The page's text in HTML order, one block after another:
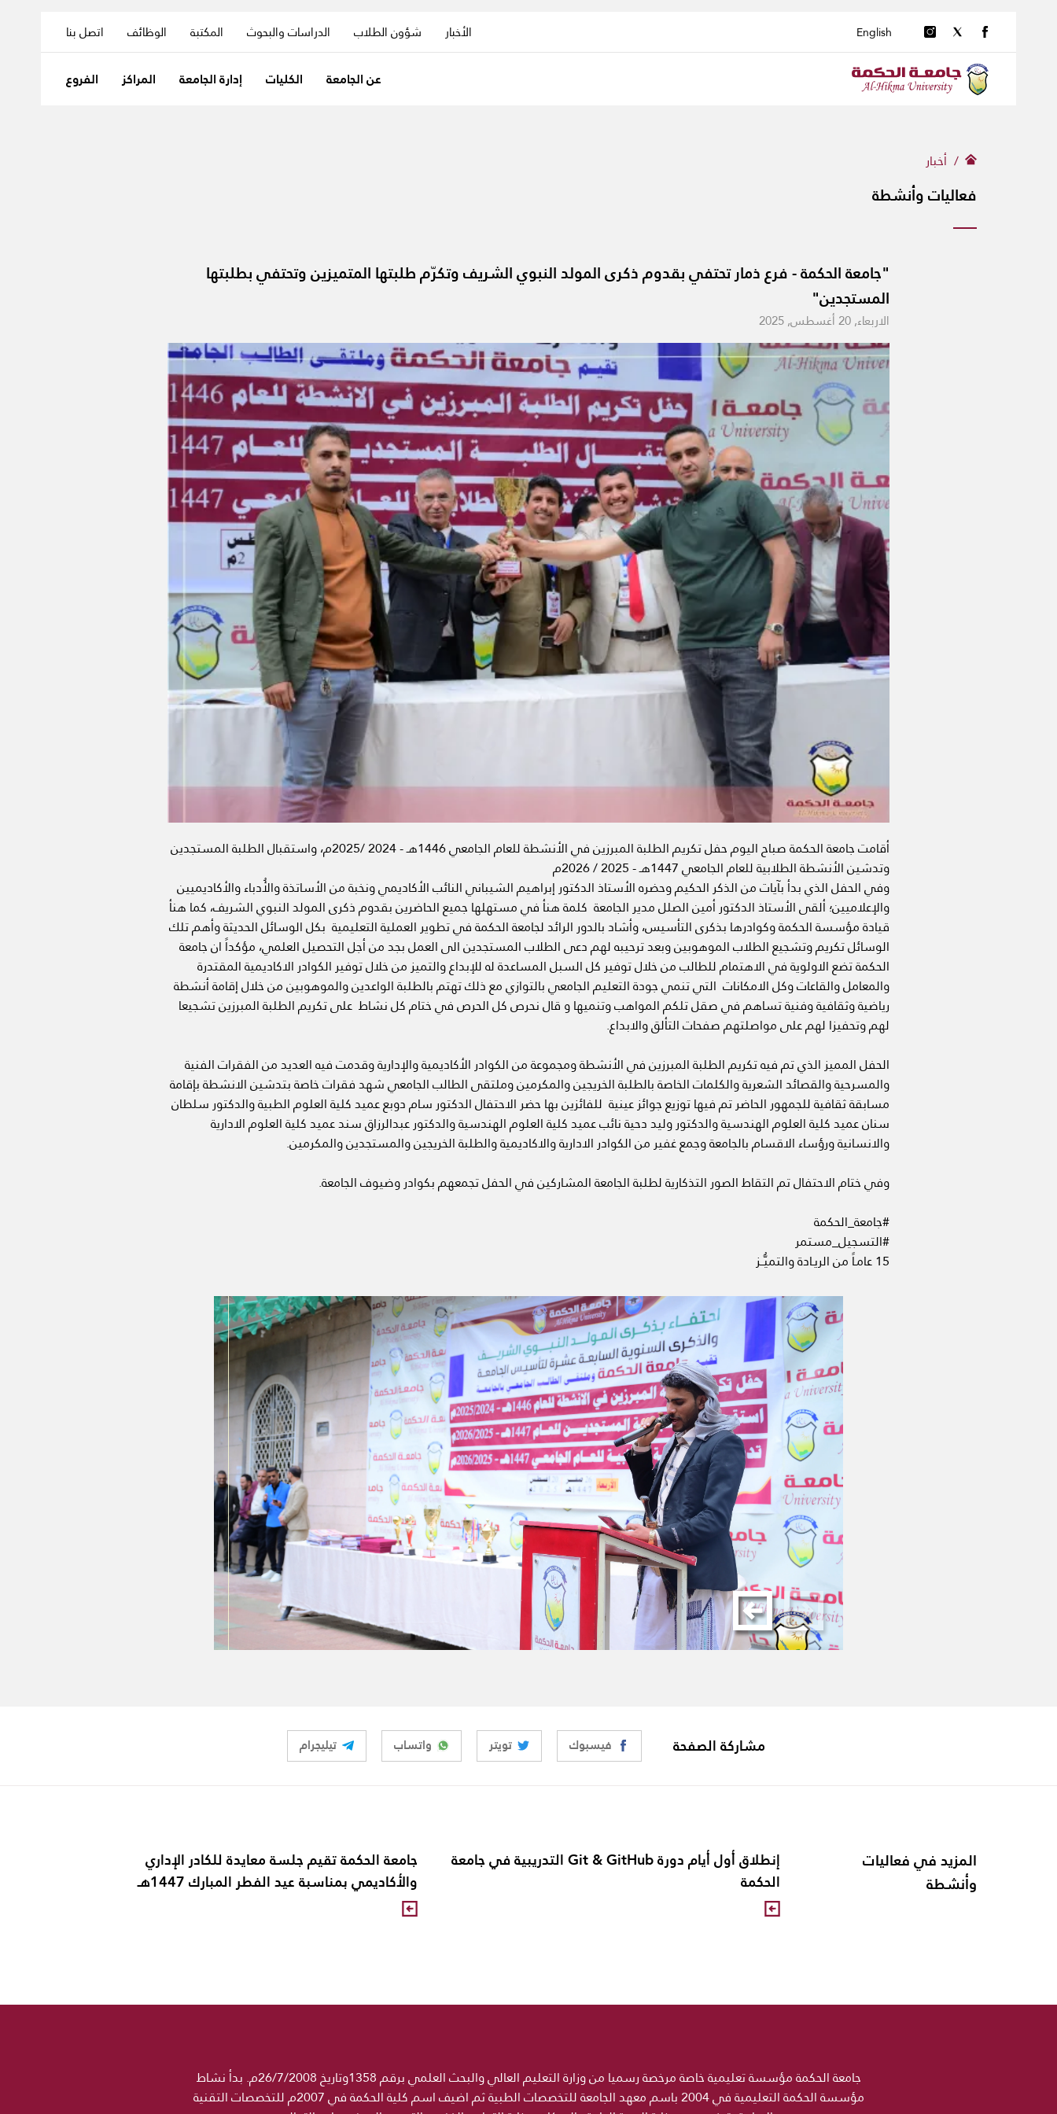
English الأخبار شؤون الطلاب الدراسات والبحوث المكتبة الوظائف اتصل بنا
عن الجامعة الكليات إدارة الجامعة المراكز الفروع
أخبار
فعاليات وأنشطة
"جامعة الحكمة - فرع ذمار تحتفي بقدوم ذكرى المولد النبوي الشريف وتكرّم طلبتها المتميزين وتحتفي بطلبتها
المستجدين"
الاربعاء, 20 أغسطس, 2025
أقامت جامعة الحكمة صباح اليوم حفل تكريم الطلبة المبرزين في الأنشطة للعام الجامعي 1446هـ - 2024 /2025م، واستقبال الطلبة المستجدين
وتدشين الأنشطة الطلابية للعام الجامعي 1447هـ - 2025 / 2026م
وفي الحفل الذي بدأ بآيات من الذكر الحكيم وحضره الأستاذ الدكتور إبراهيم الشيباني النائب الأكاديمي ونخبة من الأساتذة والأُدباء والأكاديميين
والإعلاميين؛ ألقى الأستاذ الدكتور أمين الصلل مدير الجامعة كلمة هنأ في مستهلها جميع الحاضرين بقدوم ذكرى المولد النبوي الشريف، كما هنأ
قيادة مؤسسة الحكمة وكوادرها بذكرى التأسيس، وأشاد بالدور الرائد لجامعة الحكمة في تطوير العملية التعليمية بكل الوسائل الحديثة وأهم تلك
الوسائل تكريم وتشجيع الطلاب الموهوبين وبعد ترحيبه لهم دعى الطلاب المستجدين الى العمل بجد من أجل التحصيل العلمي، مؤكداً ان جامعة
الحكمة تضع الاولوية في الاهتمام للطالب من خلال توفير كل السبل المساعدة له للإبداع والتميز من خلال توفير الكوادر الاكاديمية المقتدرة
والمعامل والقاعات وكل الامكانات التي تنمي جودة التعليم الجامعي بالتوازي مع ذلك تهتم بالطلبة الواعدين والموهوبين من خلال إقامة أنشطة
رياضية وثقافية وفنية تساهم في صقل تلكم المواهب وتنميها و قال نحرص كل الحرص في ختام كل نشاط على تكريم الطلبة المبرزين تشجيعا
لهم وتحفيزا لهم على مواصلتهم صفحات التألق والابداع.
الحفل المميز الذي تم فيه تكريم الطلبة المبرزين في الأنشطة ومجموعة من الكوادر الأكاديمية والإدارية وقدمت فيه العديد من الفقرات الفنية
والمسرحية والقصائد الشعرية والكلمات الخاصة بالطلبة الخريجين والمكرمين وملتقى الطالب الجامعي شهد فقرات خاصة بتدشين الانشطة بإقامة
مسابقة ثقافية للجمهور الحاضر تم فيها توزيع جوائز عينية للفائزين بها حضر الاحتفال الدكتور سام دوبع عميد كلية العلوم الطبية والدكتور سلطان
سنان عميد كلية العلوم الهندسية والدكتور وليد دحية نائب عميد كلية العلوم الهندسية والدكتور عبدالرزاق سند عميد كلية العلوم الادارية
والانسانية ورؤساء الاقسام بالجامعة وجمع غفير من الكوادر الادارية والاكاديمية والطلبة الخريجين والمستجدين والمكرمين.
وفي ختام الاحتفال تم التقاط الصور التذكارية لطلبة الجامعة المشاركين في الحفل تجمعهم بكوادر وضيوف الجامعة.
#جامعة_الحكمة
#التسجيل_مستمر
15 عامـاً من الريـادة والتميُّــز
مشاركة الصفحة فيسبوك تويتر واتساب تيليجرام
المزيد في فعاليات
وأنشطة
إنطلاق أول أيام دورة Git & GitHub التدريبية في جامعة
الحكمة
جامعة الحكمة تقيم جلسة معايدة للكادر الإداري
والأكاديمي بمناسبة عيد الفطر المبارك 1447هـ
جامعة الحكمة مؤسسة تعليمية خاصة مرخصة رسميا من وزارة التعليم العالي والبحث العلمي برقم 1358وتاريخ 26/7/2008م. بدأ نشاط
مؤسسة الحكمة التعليمية في 2004 باسم معهد الجامعة للتخصصات الطبية ثم اضيف اسم كلية الحكمة في 2007م للتخصصات التقنية